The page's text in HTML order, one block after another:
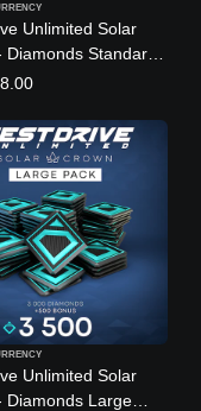
Unlimited Solar
Diamonds Standard
Unlimited Solar
Diamonds Large